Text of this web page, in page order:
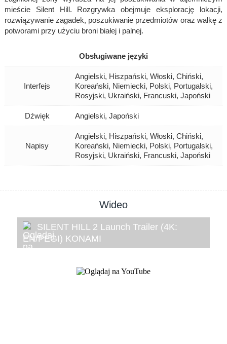
mieście Silent Hill. Rozgrywka obejmuje eksplorację lokacji,
rozwiązywanie zagadek, poszukiwanie przedmiotów oraz walkę z
potworami przy użyciu broni białej i palnej.
Obsługiwane języki
Interfejs
Angielski, Hiszpański, Włoski, Chiński,
Koreański, Niemiecki, Polski, Portugalski,
Rosyjski, Ukraiński, Francuski, Japoński
Dźwięk Angielski, Japoński
Napisy
Angielski, Hiszpański, Włoski, Chiński,
Koreański, Niemiecki, Polski, Portugalski,
Rosyjski, Ukraiński, Francuski, Japoński
Wideo
SILENT HILL 2 Launch Trailer (4K:
EN/PEGI) KONAMI